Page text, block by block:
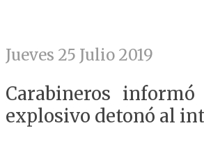
Jueves 25 Julio 2019
Carabineros
explosivo detonó al